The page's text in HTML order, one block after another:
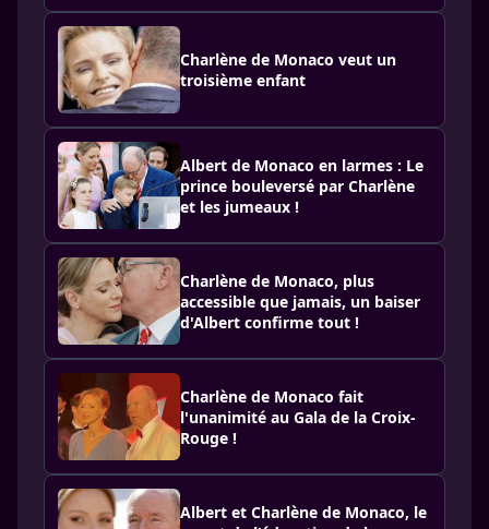
Charlène de Monaco veut un
troisième enfant
Albert de Monaco en larmes : Le
prince bouleversé par Charlène
et les jumeaux !
Charlène de Monaco, plus
accessible que jamais, un baiser
d'Albert confirme tout !
Charlène de Monaco fait
l'unanimité au Gala de la Croix-
Rouge !
Albert et Charlène de Monaco, le